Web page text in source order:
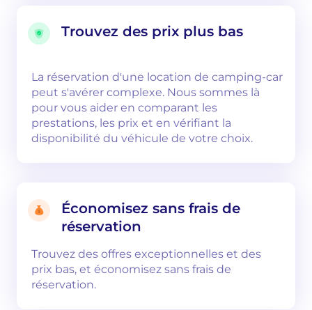
Trouvez des prix plus bas
La réservation d'une location de camping-car
peut s'avérer complexe. Nous sommes là
pour vous aider en comparant les
prestations, les prix et en vérifiant la
disponibilité du véhicule de votre choix.
Économisez sans frais de
réservation
Trouvez des offres exceptionnelles et des
prix bas, et économisez sans frais de
réservation.